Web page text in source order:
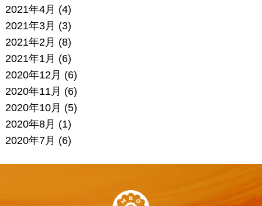
2021年4月 (4)
2021年3月 (3)
2021年2月 (8)
2021年1月 (6)
2020年12月 (6)
2020年11月 (6)
2020年10月 (5)
2020年8月 (1)
2020年7月 (6)